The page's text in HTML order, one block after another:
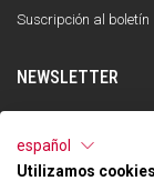
Suscripción al boletín
NEWSLETTER
He leído y
español
Utilizamos cookies